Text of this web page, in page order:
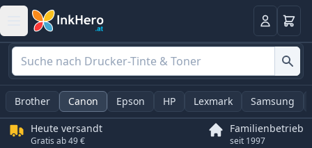
Anmelden
Brother Canon Epson HP Lexmark Samsung
Heute versandt
Gratis ab 49 €
Familienbetrieb
seit 1997